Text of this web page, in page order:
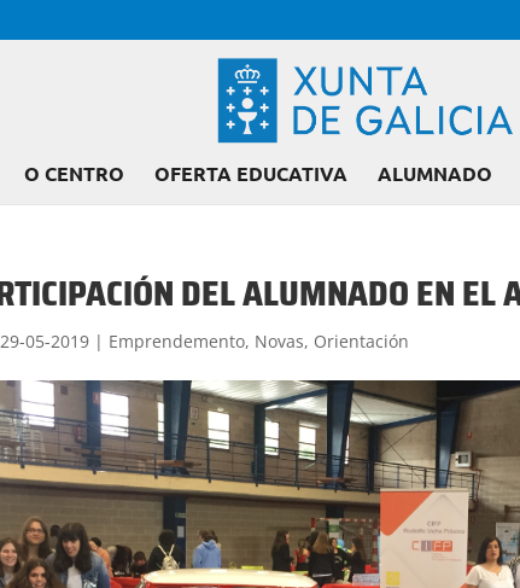
O CENTRO OFERTA EDUCATIVA ALUMNADO
DEL ALUMNADO EN
29-05-2019 | Emprendemento, Novas, Orientación